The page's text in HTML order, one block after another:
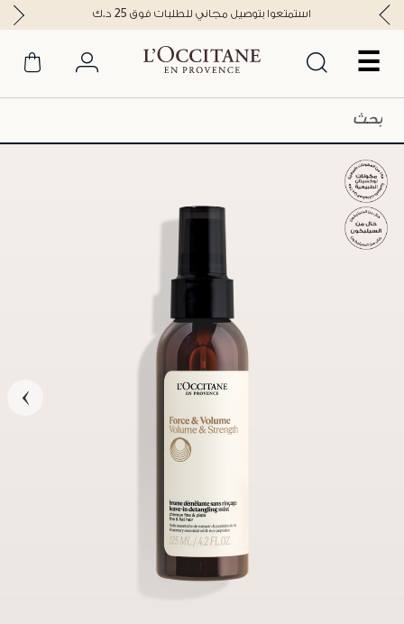
☰
استمتعوا بتوصيل مجاني للطلبات فوق 25 د.ك